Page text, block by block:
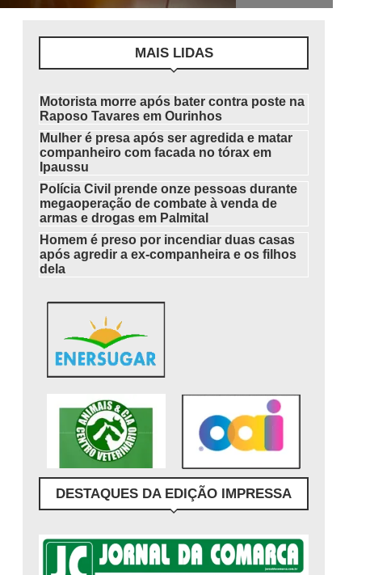
MAIS LIDAS
Motorista morre após bater contra poste na
Raposo Tavares em Ourinhos
Mulher é presa após ser agredida e matar
companheiro com facada no tórax em
Ipaussu
Polícia Civil prende onze pessoas durante
megaoperação de combate à venda de
armas e drogas em Palmital
Homem é preso por incendiar duas casas
após agredir a ex-companheira e os filhos
dela
DESTAQUES DA EDIÇÃO IMPRESSA